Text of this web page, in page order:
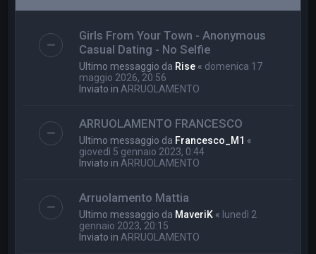
Girls From Your Town - Anonymous
Casual Dating - No Selfie
Ultimo messaggio da Rise « domenica 17
maggio 2026, 20:56
Inviato in ARRUOLAMENTO
ARRUOLAMENTO FRANCESCO
Ultimo messaggio da Francesco_M1 «
giovedì 5 gennaio 2023, 0:44
Inviato in ARRUOLAMENTO
Arruolamento Mattia
Ultimo messaggio da MaveriK « lunedì 2
gennaio 2023, 20:15
Inviato in ARRUOLAMENTO